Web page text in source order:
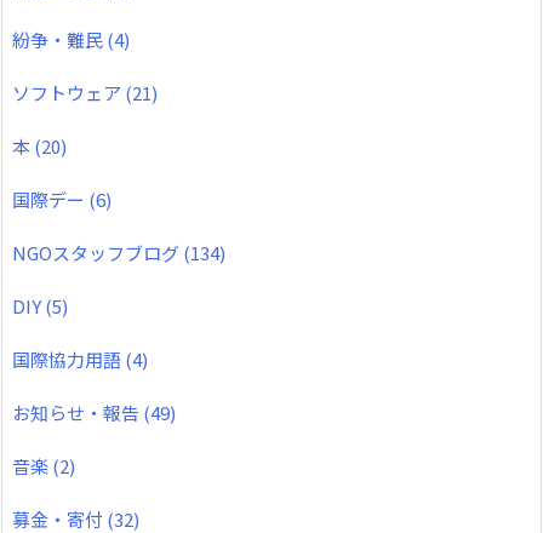
紛争・難民(4)
ソフトウェア (21)
本(20)
国際デー (6)
NGOスタッフブログ(134)
DIY(5)
国際協力用語(4)
お知らせ・報告 (49)
音楽(2)
募金・寄付 (32)